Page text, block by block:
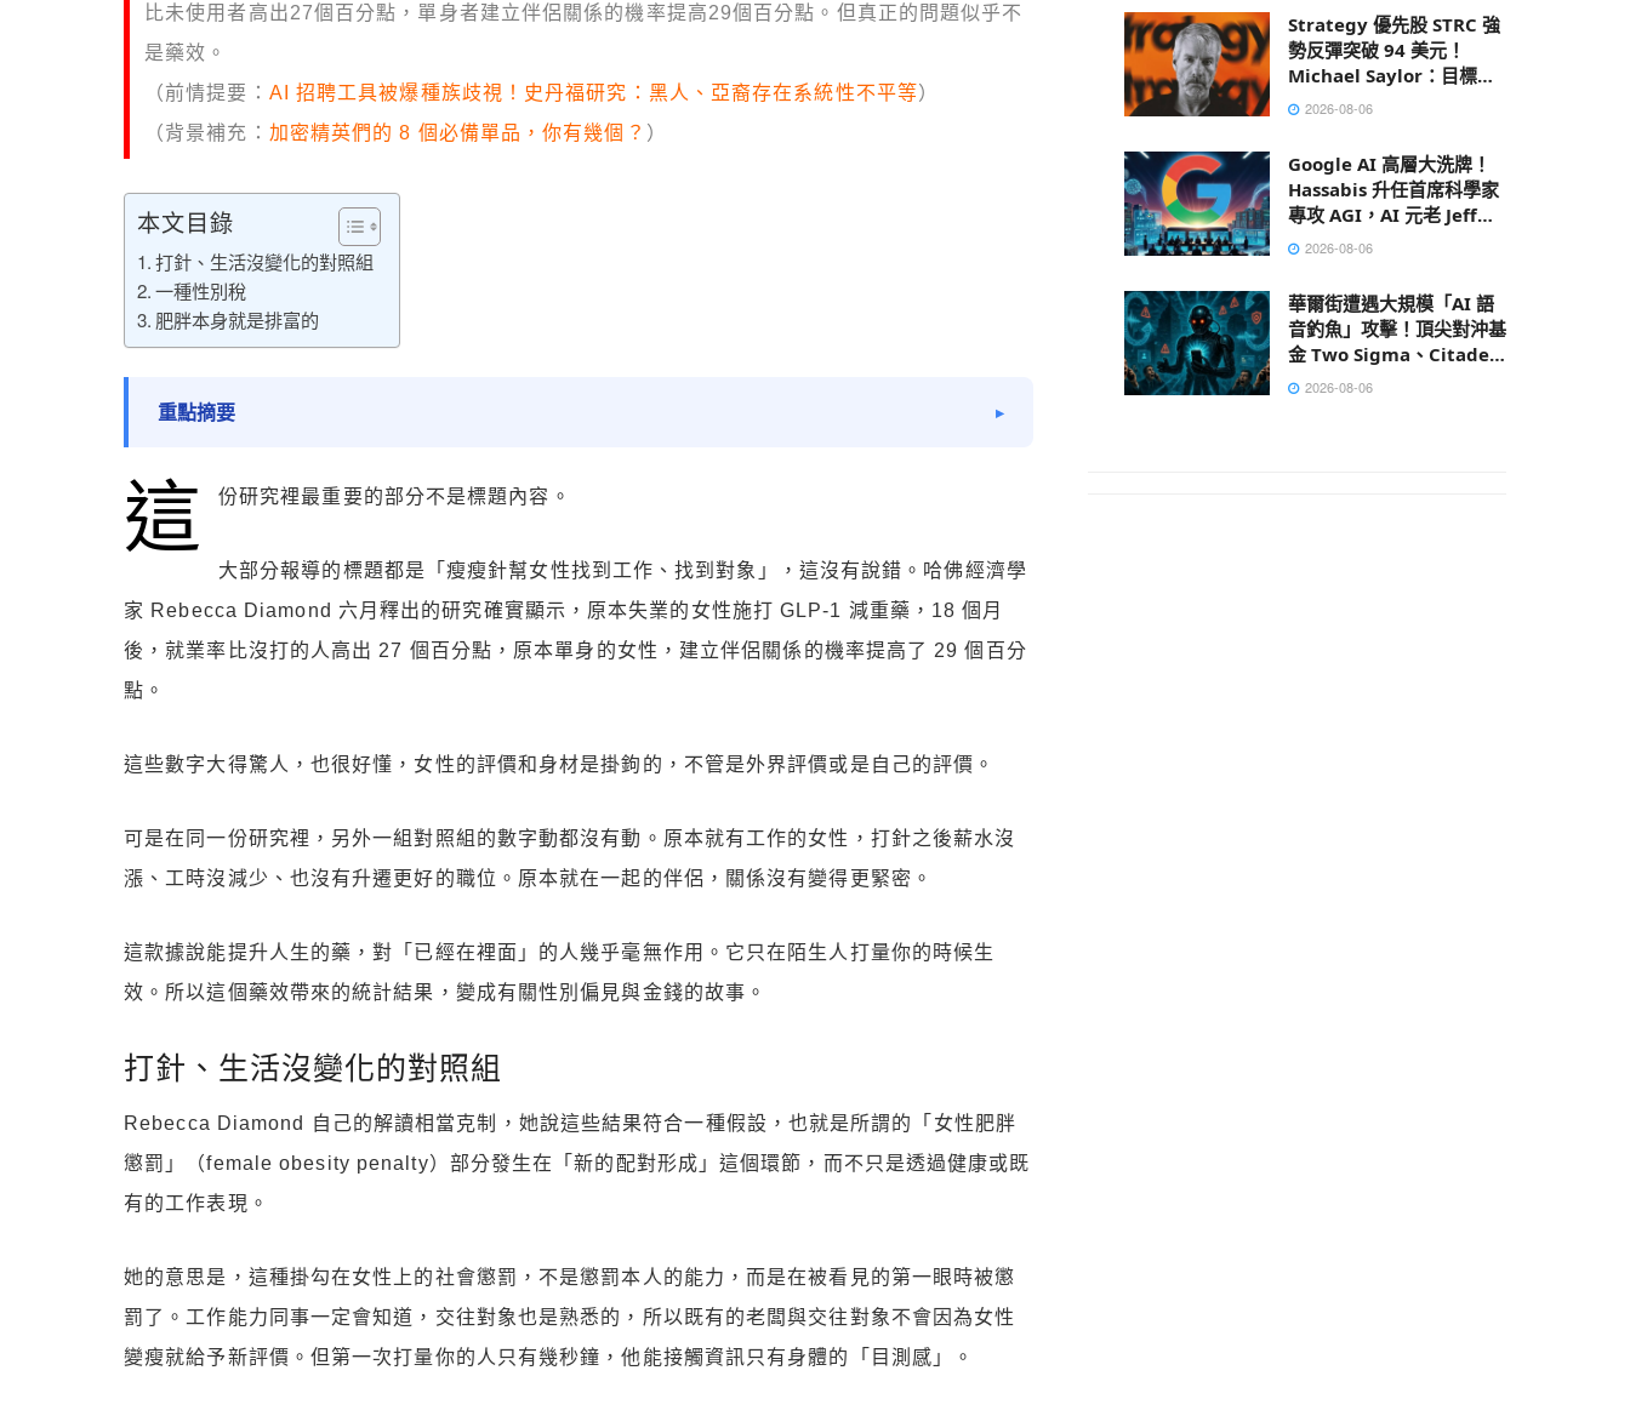
比未使用者高出27個百分點，單身者建立伴侶關係的機率提高29個百分點。但真正的問題似乎不
是藥效。
（前情提要： AI 招聘工具被爆種族歧視！史丹福研究：黑人、亞裔存在系統性不平等）
（背景補充： 加密精英們的 8 個必備單品，你有幾個？ ）
本文目錄
打針、生活沒變化的對照組
一種性別稅
肥胖本身就是排富的
重點摘要
這 份研究裡最重要的部分不是標題內容。
大部分報導的標題都是「瘦瘦針幫女性找到工作、找到對象」，這沒有說錯。哈佛經濟學
家 Rebecca Diamond 六月釋出的研究確實顯示，原本失業的女性施打 GLP-1 減重藥，18 個月
後，就業率比沒打的人高出 27 個百分點，原本單身的女性，建立伴侶關係的機率提高了 29 個百分
點。
這些數字大得驚人，也很好懂，女性的評價和身材是掛鉤的，不管是外界評價或是自己的評價。
可是在同一份研究裡，另外一組對照組的數字動都沒有動。原本就有工作的女性，打針之後薪水沒
漲、工時沒減少、也沒有升遷更好的職位。原本就在一起的伴侶，關係沒有變得更緊密。
這款據說能提升人生的藥，對「已經在裡面」的人幾乎毫無作用。它只在陌生人打量你的時候生
效。所以這個藥效帶來的統計結果，變成有關性別偏見與金錢的故事。
打針、生活沒變化的對照組
Rebecca Diamond 自己的解讀相當克制，她說這些結果符合一種假設，也就是所謂的「女性肥胖
懲罰」（female obesity penalty）部分發生在「新的配對形成」這個環節，而不只是透過健康或既
有的工作表現。
她的意思是，這種掛勾在女性上的社會懲罰，不是懲罰本人的能力，而是在被看見的第一眼時被懲
罰了。工作能力同事一定會知道，交往對象也是熟悉的，所以既有的老闆與交往對象不會因為女性
變瘦就給予新評價。但第一次打量你的人只有幾秒鐘，他能接觸資訊只有身體的「目測感」。
Strategy 優先股 STRC 強
勢反彈突破 94 美元！
Michael Saylor：目標成
為全球市值最大公司
2026-08-06
Google AI 高層大洗牌！
Hassabis 升任首席科學家
專攻 AGI，AI 元老 Jeff
Dean 離職創業
2026-08-06
華爾街遭遇大規模「AI 語
音釣魚」攻擊！頂尖對沖基
金 Two Sigma、Citadel
皆成目標
2026-08-06